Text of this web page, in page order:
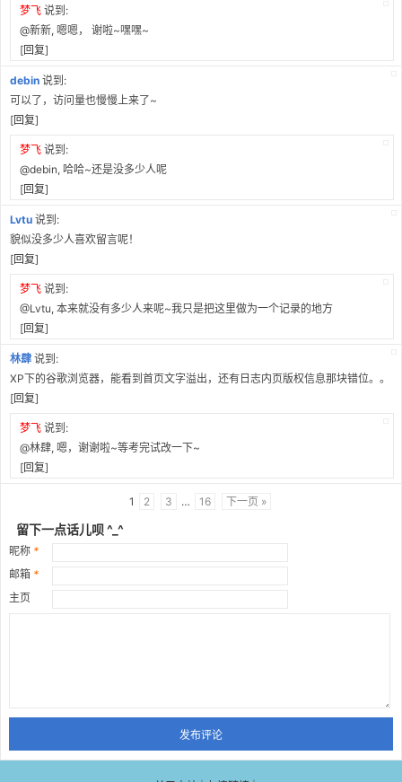
梦飞 说到:
@新新, 嗯嗯， 谢啦~嘿嘿~
[回复]
debin 说到:
可以了，访问量也慢慢上来了~
[回复]
梦飞 说到:
@debin, 哈哈~还是没多少人呢
[回复]
Lvtu 说到:
貌似没多少人喜欢留言呢！
[回复]
梦飞 说到:
@Lvtu, 本来就没有多少人来呢~我只是把这里做为一个记录的地方
[回复]
林肆 说到:
XP下的谷歌浏览器，能看到首页文字溢出，还有日志内页版权信息那块错位。。
[回复]
梦飞 说到:
@林肆, 嗯，谢谢啦~等考完试改一下~
[回复]
1 2 3 … 16 下一页 »
留下一点话儿呗 ^_^
昵称 *
邮箱 *
主页
发布评论